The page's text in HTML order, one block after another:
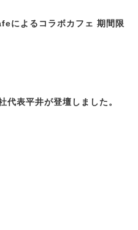
によるコラボカフェ 期間限